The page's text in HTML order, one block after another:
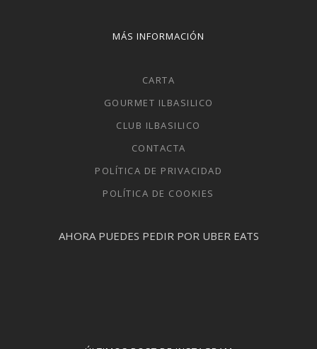
MÁS INFORMACIÓN
CARTA
GOURMET ILBASILICO
CLUB ILBASILICO
CONTACTA
POLÍTICA DE PRIVACIDAD
POLÍTICA DE COOKIES
AHORA PUEDES PEDIR POR UBER EATS